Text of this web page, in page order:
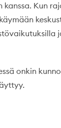
Kun
onkin